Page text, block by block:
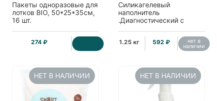
Пакеты одноразовые для
лотков BIO, 50*25*35см,
16 шт.
274 ₽
Силикагелевый
наполнитель
.Диагностический с
1.25 кг 592 ₽ нет в
наличии
НЕТ В НАЛИЧИИ НЕТ В НАЛИЧИИ